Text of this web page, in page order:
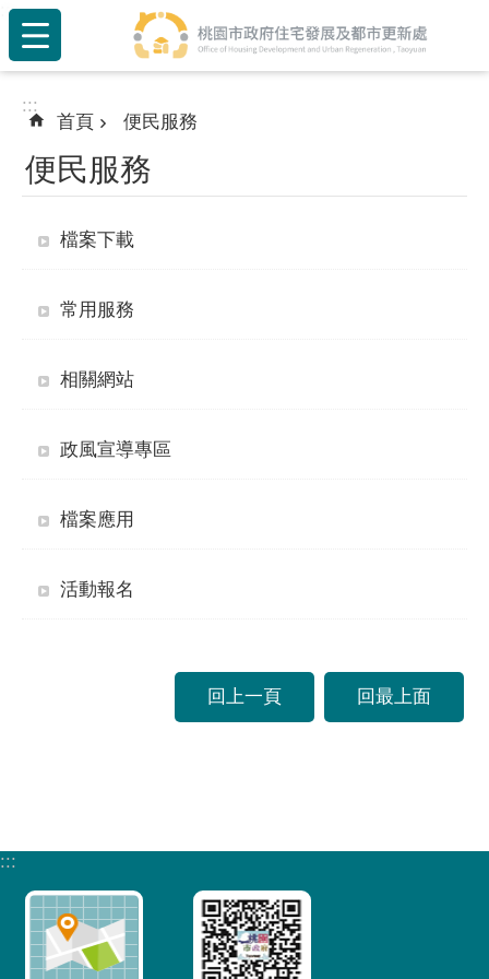
跳到主要內容區塊
:::
:::
首頁 便民服務
便民服務
檔案下載
常用服務
相關網站
政風宣導專區
檔案應用
活動報名
回上一頁 回最上面
:::